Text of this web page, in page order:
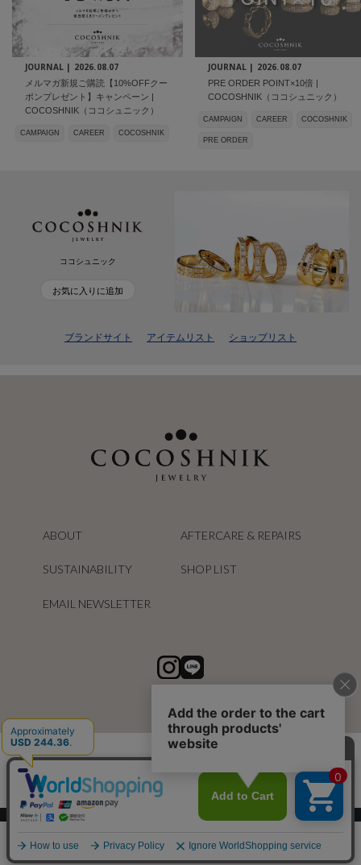
JOURNAL | 2026.08.07
メルマガ新規ご購読【10%OFFクー
ポンプレゼント】キャンペーン |
COCOSHNIK（ココシュニック）
CAMPAIGN CAREER COCOSHNIK
JOURNAL | 2026.08.07
PRE ORDER POINT×10倍 |
COCOSHNIK（ココシュニック）
CAMPAIGN CAREER COCOSHNIK
PRE ORDER
ココシュニック
お気に入りに追加
ブランドサイト アイテムリスト ショップリスト
ABOUT AFTERCARE & REPAIRS
SUSTAINABILITY SHOP LIST
EMAIL NEWSLETTER
スマートフォン ｜PC